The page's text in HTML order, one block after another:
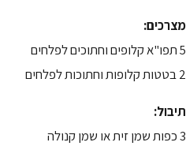
מצרכים:
5 תפו"א קלופים וחתוכים לפלחים
2 בטטות קלופות וחתוכות לפלחים
תיבול:
3 כפות שמן זית או שמן קנולה